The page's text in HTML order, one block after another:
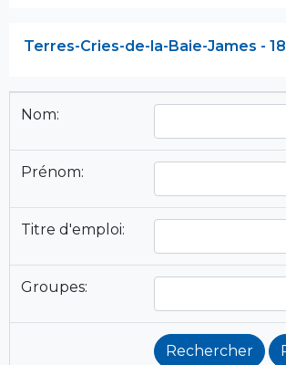
Terres-Cries-de-la-Baie-James - 18
Nom:
Prénom:
Titre d'emploi:
Groupes: